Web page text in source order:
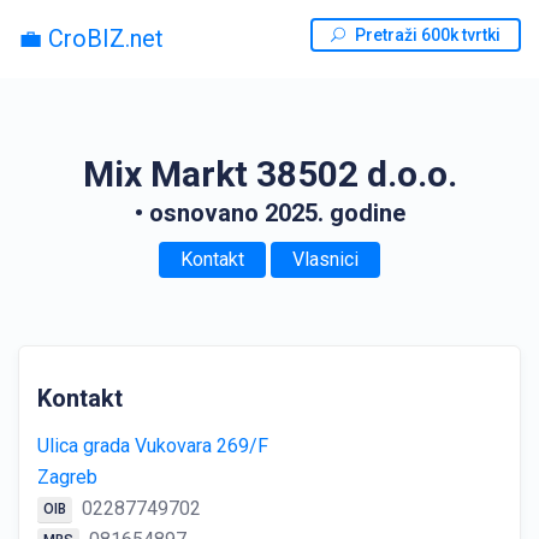
💼 CroBIZ.net Pretraži 600k tvrtki
Mix Markt 38502 d.o.o.
• osnovano 2025. godine
Kontakt Vlasnici
Kontakt
Ulica grada Vukovara 269/F
Zagreb
OIB 02287749702